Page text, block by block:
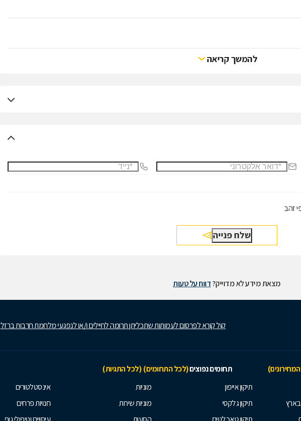
להמשך קריאה
זהב
מצאת מידע לא מדוייק?דווח על טעות
קול קורא לפרסום לעמותות שתכליתן תרומה לחיילים ו/או לנפגעי מלחמת חרבות ברזל
תחומים נפוצים(לכל התחומים) (לכל התגיות)
תיקון אייפון
תיקון גלקסי
מוניות
מוניות שירות
אינסטלטורים
חנויות פרחים